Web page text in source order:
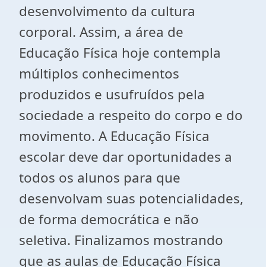
desenvolvimento da cultura
corporal. Assim, a área de
Educação Física hoje contempla
múltiplos conhecimentos
produzidos e usufruídos pela
sociedade a respeito do corpo e do
movimento. A Educação Física
escolar deve dar oportunidades a
todos os alunos para que
desenvolvam suas potencialidades,
de forma democrática e não
seletiva. Finalizamos mostrando
que as aulas de Educação Física